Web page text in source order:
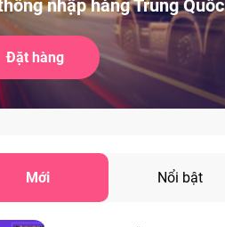
nhập hàng Trung Quốc
Đặt hàng
Mới Nổi bật